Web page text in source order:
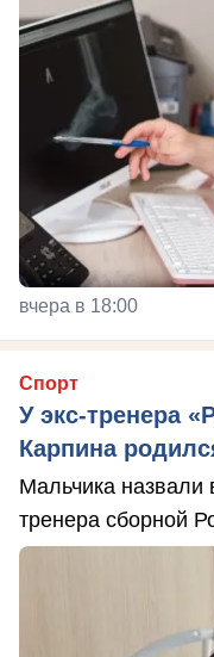
вчера в 18:00
Спорт
У экс-тренера
Карпина
Мальчика назвали
тренера сборной